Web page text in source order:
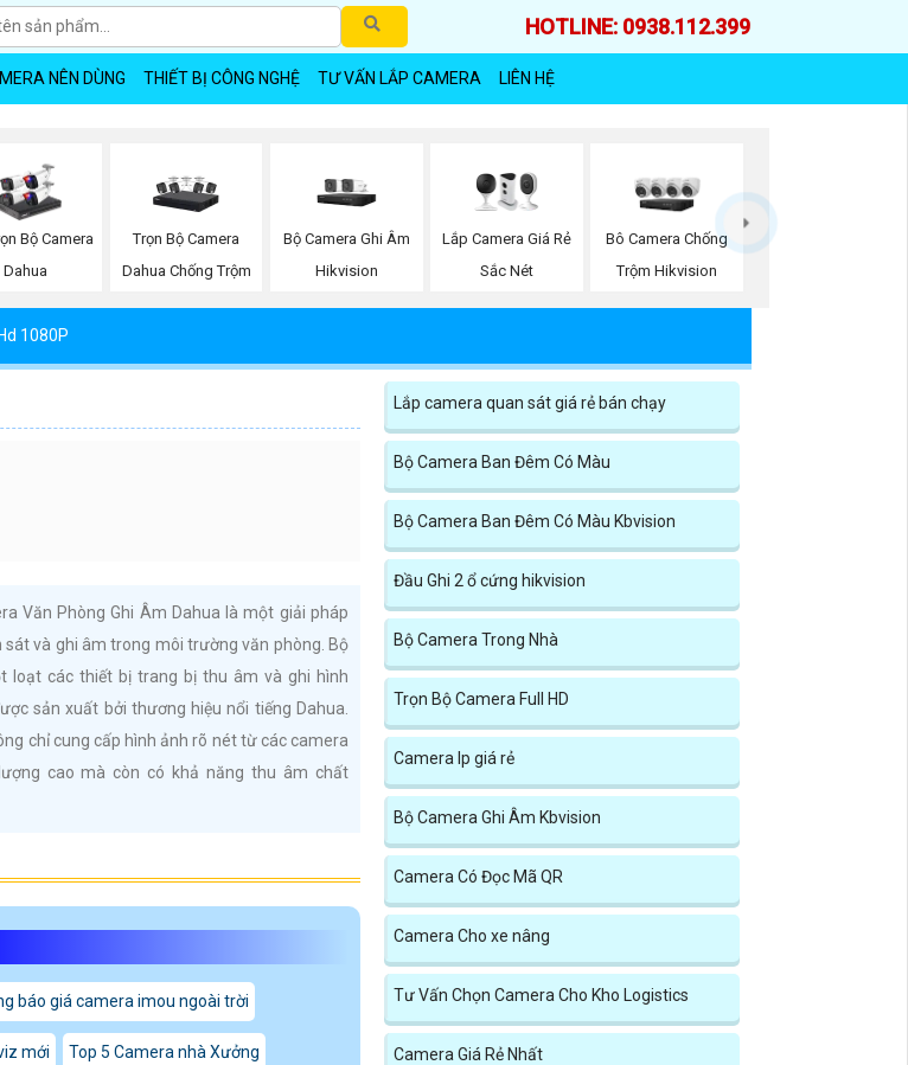
HOTLINE: 0938.112.399
NÊN DÙNG THIẾT BỊ CÔNG NGHỆ TƯ VẤN LẮP CAMERA LIÊN HỆ
Bộ Camera
Dahua
Trọn Bộ Camera
Dahua Chống Trộm
Bộ Camera Ghi Âm
Hikvision
Lắp Camera Giá Rẻ
Sắc Nét
Bô Camera Chống
Trộm Hikvision
1080P
Văn Phòng Ghi Âm Dahua là một giải pháp
sát và ghi âm trong môi trường văn phòng. Bộ
loạt các thiết bị trang bị thu âm và ghi hình
sản xuất bởi thương hiệu nổi tiếng Dahua.
chỉ cung cấp hình ảnh rõ nét từ các camera
cao mà còn có khả năng thu âm chất
báo giá camera imou ngoài trời
mới Top 5 Camera nhà Xưởng
Lắp camera quan sát giá rẻ bán chạy
Bộ Camera Ban Đêm Có Màu
Bộ Camera Ban Đêm Có Màu Kbvision
Đầu Ghi 2 ổ cứng hikvision
Bộ Camera Trong Nhà
Trọn Bộ Camera Full HD
Camera Ip giá rẻ
Bộ Camera Ghi Âm Kbvision
Camera Có Đọc Mã QR
Camera Cho xe nâng
Tư Vấn Chọn Camera Cho Kho Logistics
Camera Giá Rẻ Nhất